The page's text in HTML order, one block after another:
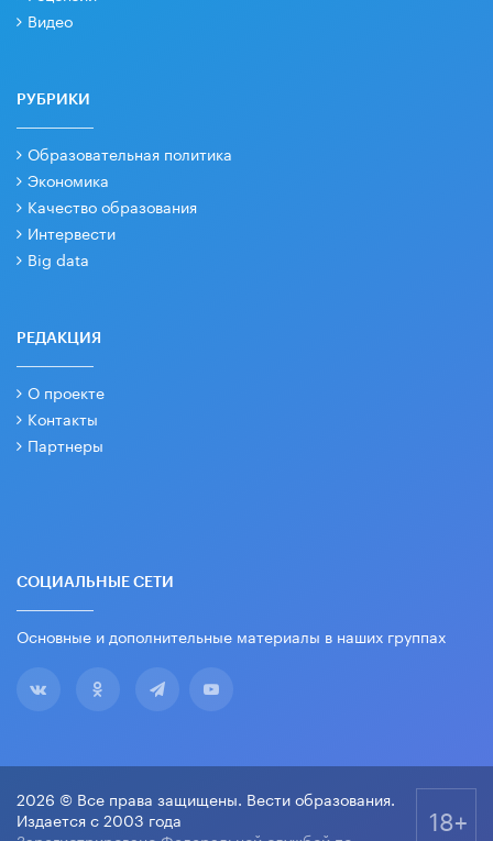
Видео
РУБРИКИ
Образовательная политика
Экономика
Качество образования
Интервести
Big data
РЕДАКЦИЯ
О проекте
Контакты
Партнеры
СОЦИАЛЬНЫЕ СЕТИ
Основные и дополнительные материалы в наших группах
2026 © Все права защищены. Вести образования.
Издается с 2003 года
18+